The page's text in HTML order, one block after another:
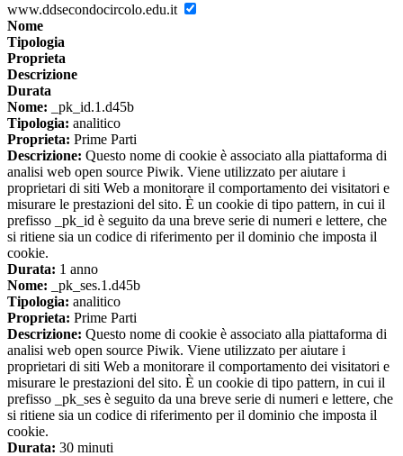
www.ddsecondocircolo.edu.it
Nome
Tipologia
Proprieta
Descrizione
Durata
Nome: _pk_id.1.d45b
Tipologia: analitico
Proprieta: Prime Parti
Descrizione: Questo nome di cookie è associato alla piattaforma di
analisi web open source Piwik. Viene utilizzato per aiutare i
proprietari di siti Web a monitorare il comportamento dei visitatori e
misurare le prestazioni del sito. È un cookie di tipo pattern, in cui il
prefisso _pk_id è seguito da una breve serie di numeri e lettere, che
si ritiene sia un codice di riferimento per il dominio che imposta il
cookie.
Durata: 1 anno
Nome: _pk_ses.1.d45b
Tipologia: analitico
Proprieta: Prime Parti
Descrizione: Questo nome di cookie è associato alla piattaforma di
analisi web open source Piwik. Viene utilizzato per aiutare i
proprietari di siti Web a monitorare il comportamento dei visitatori e
misurare le prestazioni del sito. È un cookie di tipo pattern, in cui il
prefisso _pk_ses è seguito da una breve serie di numeri e lettere, che
si ritiene sia un codice di riferimento per il dominio che imposta il
cookie.
Durata: 30 minuti